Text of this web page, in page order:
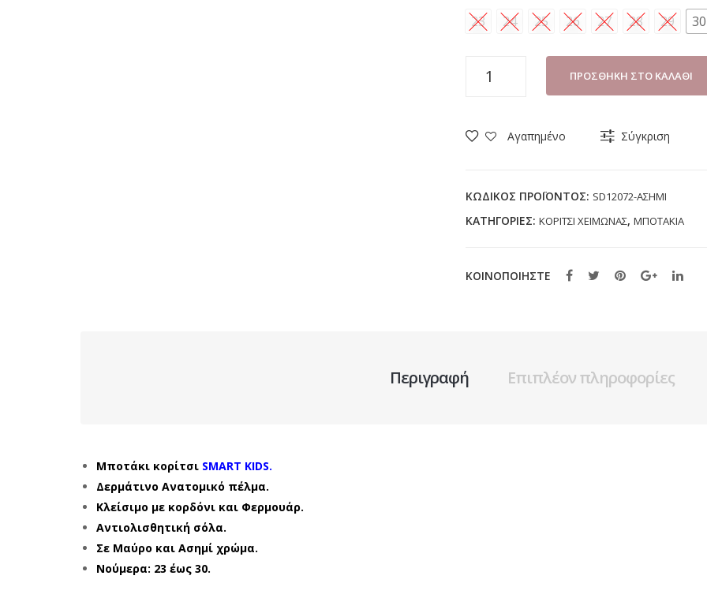
23 24 25 26 27 28 29 30
KIDS
(23-
ΠΡΟΣΘΉΚΗ ΣΤΟ ΚΑΛΆΘΙ
Αγαπημένο Σύγκριση
ΚΩΔΙΚΌΣ ΠΡΟΪΌΝΤΟΣ: SD12072-ΑΣΗΜΙ
ΚΑΤΗΓΟΡΊΕΣ: ΚΟΡΙΤΣΙ ΧΕΙΜΩΝΑΣ, ΜΠΟΤΑΚΙΑ
ΚΟΙΝΟΠΟΙΗΣΤΕ
Περιγραφή Επιπλέον πληροφορίες
Μποτάκι κορίτσι SMART KIDS.
Δερμάτινο Ανατομικό πέλμα.
Κλείσιμο με κορδόνι και Φερμουάρ.
Αντιολισθητική σόλα.
Σε Μαύρο και Ασημί χρώμα.
Νούμερα: 23 έως 30.